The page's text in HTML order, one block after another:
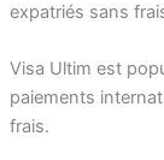
expatriés sans
Visa Ultim est
paiements
frais.